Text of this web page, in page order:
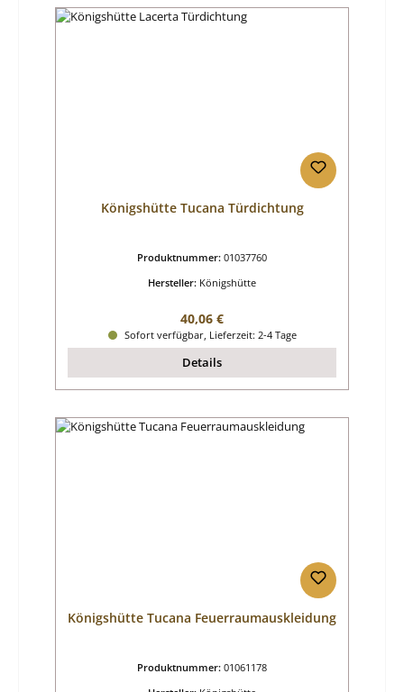
Königshütte Tucana Türdichtung
Produktnummer: 01037760
Hersteller: Königshütte
Regulärer Preis:
40,06 €
Sofort verfügbar, Lieferzeit: 2-4 Tage
Details
Königshütte Tucana Feuerraumauskleidung
Produktnummer: 01061178